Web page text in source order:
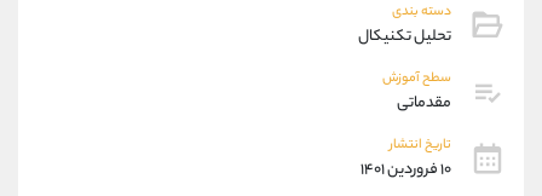
دسته بندی
تحلیل تکنیکال
سطح آموزش
مقدماتی
تاریخ انتشار
۱۰ فروردین ۱۴۰۱
موبایل
اطلاعات تماس (دفتر فروش)